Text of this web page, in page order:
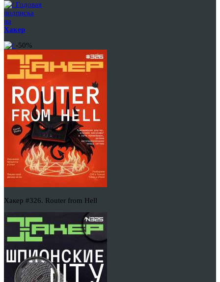
Годовая
подписка
на
Хакер
-50%
Хакер #326. Router from Hell